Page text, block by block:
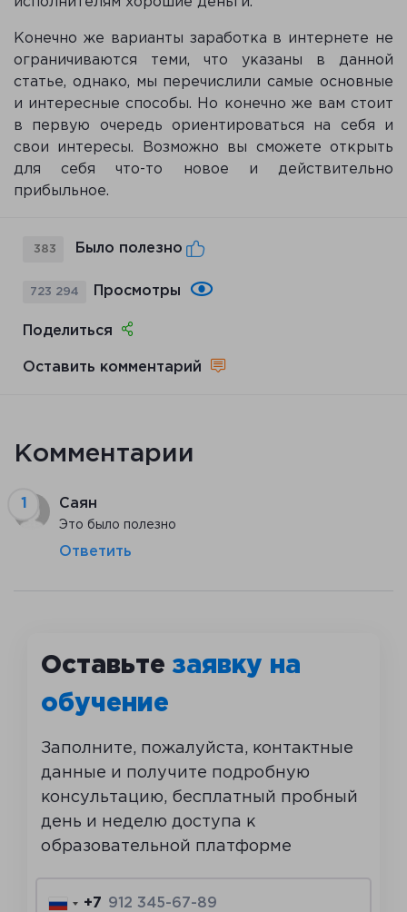
Конечно же варианты заработка в интернете не
ограничиваются теми, что указаны в данной
статье, однако, мы перечислили самые основные
и интересные способы. Но конечно же вам стоит
в первую очередь ориентироваться на себя и
свои интересы. Возможно вы сможете открыть
для себя что-то новое и действительно
прибыльное.
383 Было полезно
723 294 Просмотры
Поделиться
Оставить комментарий
Комментарии
Саян
Это было полезно
Ответить
Оставьте заявку на
обучение
Заполните, пожалуйста, контактные
данные и получите подробную
консультацию, бесплатный пробный
день и неделю доступа к
образовательной платформе
+7